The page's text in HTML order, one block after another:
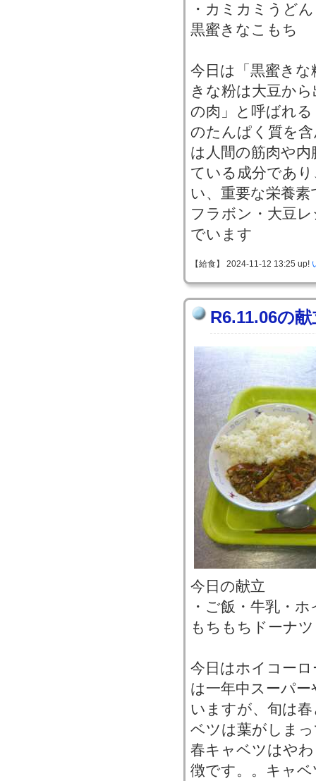
・カミカミうど
黒蜜きなこもち
今日は「黒蜜き
きな粉は大豆か
の肉」と呼ばれ
のたんぱく質を
は人間の筋肉や
ている成分であ
い、重要な栄養
フラボン・大豆
でいます
【給食】 2024-11-12 13:25 up!
R6.11.06の献
今日の献立
・ご飯・牛乳・
もちもちドーナツ
今日はホイコー
は一年中スーパ
いますが、旬は
ベツは葉がしま
春キャベツはや
徴です。。キャ